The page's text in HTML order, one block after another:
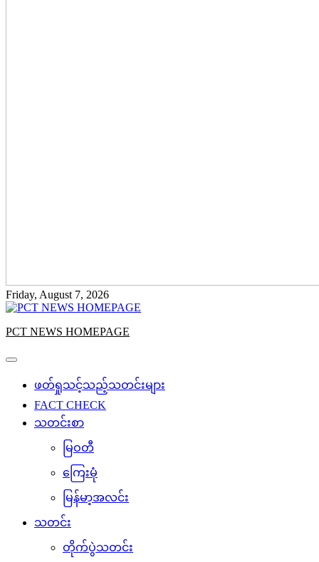
Friday, August 7, 2026
PCT NEWS HOMEPAGE
ဖတ်ရှုသင့်သည့်သတင်းများ
FACT CHECK
သတင်းစာ
မြဝတီ
ကြေးမုံ
မြန်မာ့အလင်း
သတင်း
တိုက်ပွဲသတင်း